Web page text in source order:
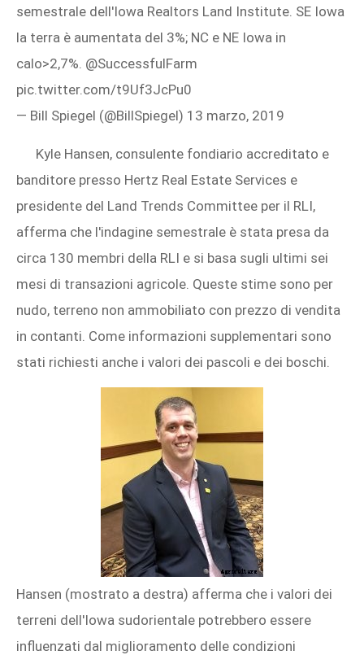
semestrale dell'Iowa Realtors Land Institute. SE Iowa
la terra è aumentata del 3%; NC e NE Iowa in
calo>2,7%. @SuccessfulFarm
pic.twitter.com/t9Uf3JcPu0
— Bill Spiegel (@BillSpiegel) 13 marzo, 2019
Kyle Hansen, consulente fondiario accreditato e
banditore presso Hertz Real Estate Services e
presidente del Land Trends Committee per il RLI,
afferma che l'indagine semestrale è stata presa da
circa 130 membri della RLI e si basa sugli ultimi sei
mesi di transazioni agricole. Queste stime sono per
nudo, terreno non ammobiliato con prezzo di vendita
in contanti. Come informazioni supplementari sono
stati richiesti anche i valori dei pascoli e dei boschi.
Hansen (mostrato a destra) afferma che i valori dei
terreni dell'Iowa sudorientale potrebbero essere
influenzati dal miglioramento delle condizioni